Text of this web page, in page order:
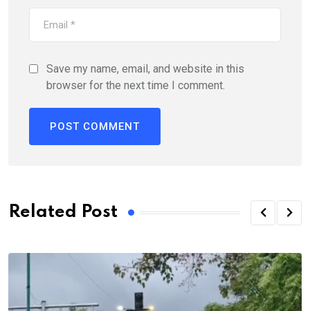
Save my name, email, and website in this
browser for the next time I comment.
Related Post